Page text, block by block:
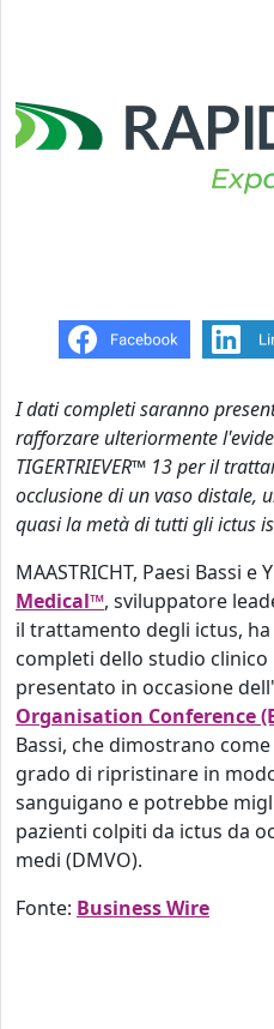
I dati completi saranno
rafforzare ulteriormente
TIGERTRIEVER™ 13 per il
occlusione di un vaso distale,
quasi la metà di tutti gli ictus
MAASTRICHT, Paesi Bassi e
Medical™, sviluppatore
il trattamento degli ictus,
completi dello studio clinico
presentato in occasione dell'
Organisation Conference
Bassi, che dimostrano come
grado di ripristinare in
sanguigano e potrebbe
pazienti colpiti da ictus da
medi (DMVO).
Fonte: Business Wire